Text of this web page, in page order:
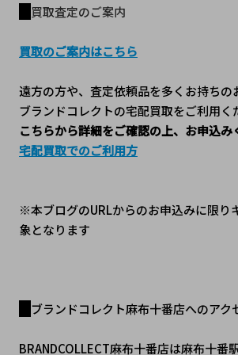
買取査定のご案内
買取のご案内はこちら
遠方の方や、査定依頼品を多くお持ちの
ブランドコレクトの宅配買取をご利用く
こちらから詳細をご確認の上、お申込み
宅配買取でのご利用方
※本ブログのURLからのお申込みに限り
象となります
ブランドコレクト麻布十番店へのアク
BRANDCOLLECT麻布十番店は麻布十番